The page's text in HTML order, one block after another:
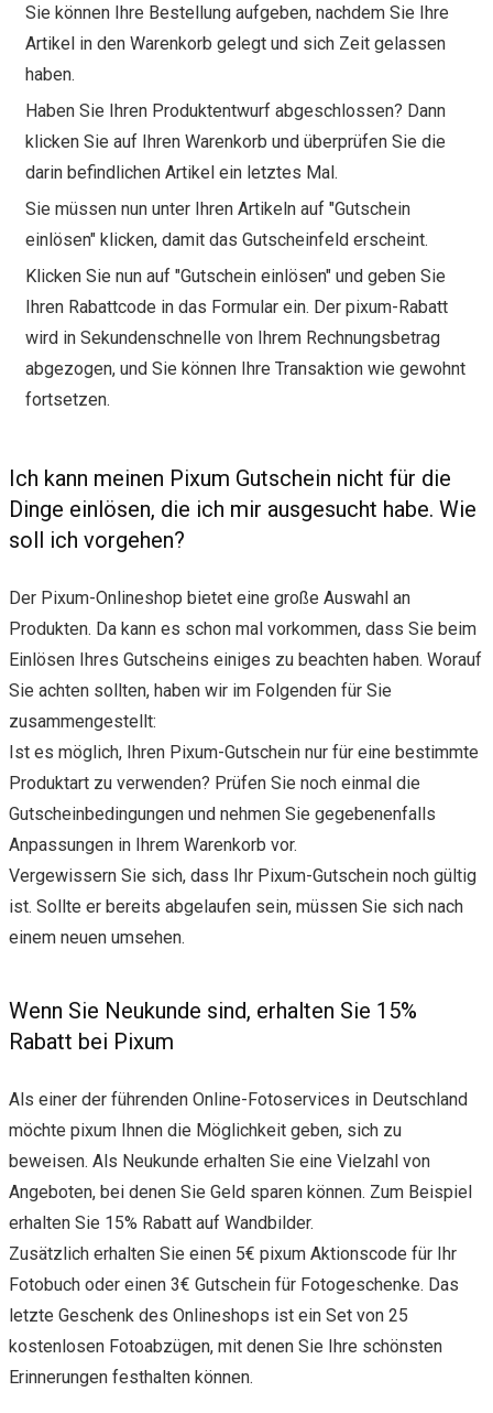
Sie können Ihre Bestellung aufgeben, nachdem Sie Ihre
Artikel in den Warenkorb gelegt und sich Zeit gelassen
haben.
Haben Sie Ihren Produktentwurf abgeschlossen? Dann
klicken Sie auf Ihren Warenkorb und überprüfen Sie die
darin befindlichen Artikel ein letztes Mal.
Sie müssen nun unter Ihren Artikeln auf "Gutschein
einlösen" klicken, damit das Gutscheinfeld erscheint.
Klicken Sie nun auf "Gutschein einlösen" und geben Sie
Ihren Rabattcode in das Formular ein. Der pixum-Rabatt
wird in Sekundenschnelle von Ihrem Rechnungsbetrag
abgezogen, und Sie können Ihre Transaktion wie gewohnt
fortsetzen.
Ich kann meinen Pixum Gutschein nicht für die
Dinge einlösen, die ich mir ausgesucht habe. Wie
soll ich vorgehen?
Der Pixum-Onlineshop bietet eine große Auswahl an
Produkten. Da kann es schon mal vorkommen, dass Sie beim
Einlösen Ihres Gutscheins einiges zu beachten haben. Worauf
Sie achten sollten, haben wir im Folgenden für Sie
zusammengestellt:
Ist es möglich, Ihren Pixum-Gutschein nur für eine bestimmte
Produktart zu verwenden? Prüfen Sie noch einmal die
Gutscheinbedingungen und nehmen Sie gegebenenfalls
Anpassungen in Ihrem Warenkorb vor.
Vergewissern Sie sich, dass Ihr Pixum-Gutschein noch gültig
ist. Sollte er bereits abgelaufen sein, müssen Sie sich nach
einem neuen umsehen.
Wenn Sie Neukunde sind, erhalten Sie 15%
Rabatt bei Pixum
Als einer der führenden Online-Fotoservices in Deutschland
möchte pixum Ihnen die Möglichkeit geben, sich zu
beweisen. Als Neukunde erhalten Sie eine Vielzahl von
Angeboten, bei denen Sie Geld sparen können. Zum Beispiel
erhalten Sie 15% Rabatt auf Wandbilder.
Zusätzlich erhalten Sie einen 5€ pixum Aktionscode für Ihr
Fotobuch oder einen 3€ Gutschein für Fotogeschenke. Das
letzte Geschenk des Onlineshops ist ein Set von 25
kostenlosen Fotoabzügen, mit denen Sie Ihre schönsten
Erinnerungen festhalten können.